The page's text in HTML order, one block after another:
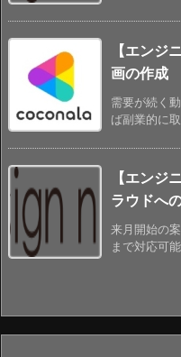
【エンジ
画の作成
需要が続く
ば副業的に
【エンジ
ラウドへ
来月開始の
まで対応可